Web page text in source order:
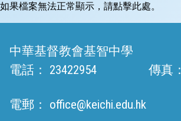
如果檔案無法正常顯示，請點擊此處。
中華基督教會基智中學
電話：
23422954 傳真：
電郵： office@keichi.edu.hk